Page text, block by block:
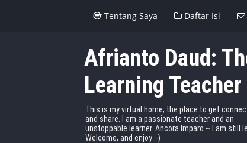
Tentang Saya Daftar Isi
Afrianto Daud:
Learning Teacher
This is my virtual home; the place to get
and share. I am a passionate teacher and an
unstoppable learner. Ancora Imparo ~ I am still
Welcome, and enjoy :-)